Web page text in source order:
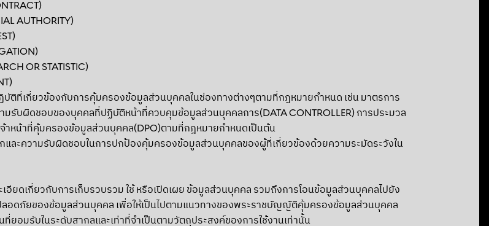
AUTHORITY)
OR STATISTIC)
ติที่เกี่ยวข้องกับการคุ้มครองข้อมูลส่วนบุคคลในช่องทางต่างๆตามที่กฎหมายกำหนด เช่น มาตรการ
รับผิดชอบของบุคคลที่ปฏิบัติหน้าที่ควบคุมข้อมูลส่วนบุคคลการ(DATA CONTROLLER) การประมวล
จ้าหน้าที่คุ้มครองข้อมูลส่วนบุคคล(DPO)ตามที่กฎหมายกำหนดเป็นต้น
ละความรับผิดชอบในการปกป้องคุ้มครองข้อมูลส่วนบุคคลของผู้ที่เกี่ยวข้องด้วยความระมัดระวังใน
ยดเกี่ยวกับการเก็บรวบรวม ใช้ หรือเปิดเผย ข้อมูลส่วนบุคคล รวมถึงการโอนข้อมูลส่วนบุคคลไปยัง
ลอดภัยของข้อมูลส่วนบุคคล เพื่อให้เป็นไปตามแนวทางของพระราชบัญญัติคุ้มครองข้อมูลส่วนบุคคล
ยอมรับในระดับสากลและเท่าที่จำเป็นตามวัตถุประสงค์ของการใช้งานเท่านั้น